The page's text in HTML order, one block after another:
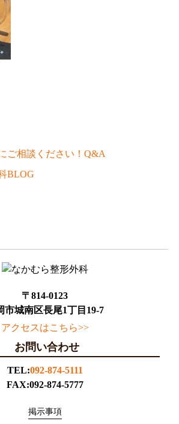
〒814-0123
市城南区長尾1丁目19-7
アクセスはこちら>>
お問い合わせ
TEL:092-874-5111
FAX:092-874-5777
掲示事項